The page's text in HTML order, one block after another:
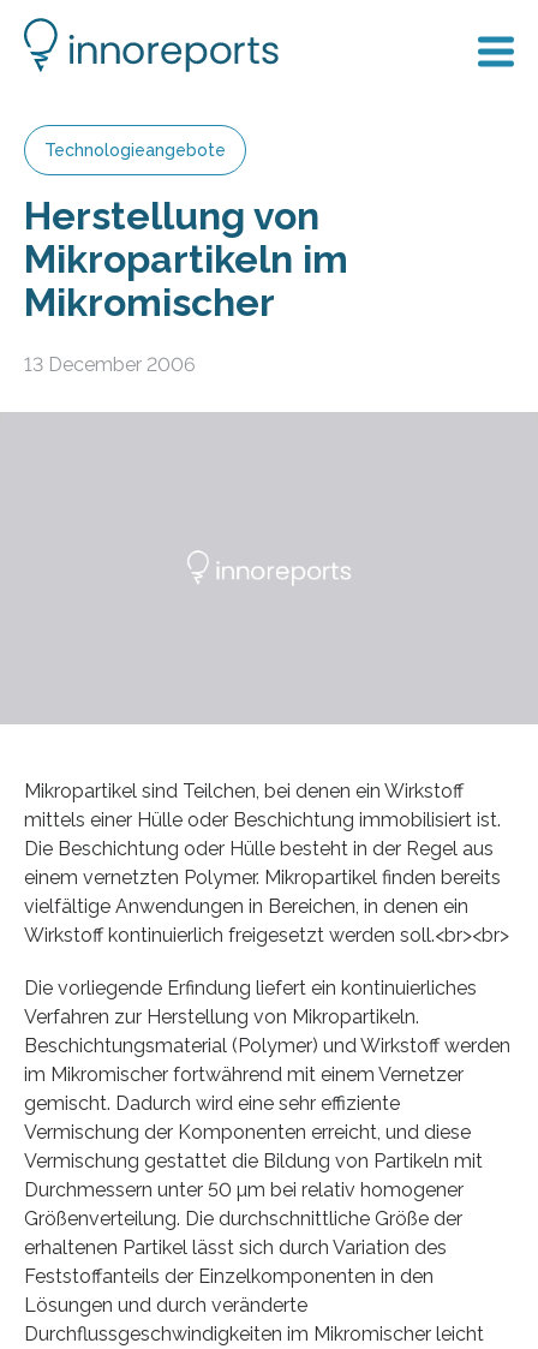
Technologieangebote
Herstellung von
Mikropartikeln im
Mikromischer
13 December 2006
Mikropartikel sind Teilchen, bei denen ein Wirkstoff
mittels einer Hülle oder Beschichtung immobilisiert ist.
Die Beschichtung oder Hülle besteht in der Regel aus
einem vernetzten Polymer. Mikropartikel finden bereits
vielfältige Anwendungen in Bereichen, in denen ein
Wirkstoff kontinuierlich freigesetzt werden soll.<br><br>
Die vorliegende Erfindung liefert ein kontinuierliches
Verfahren zur Herstellung von Mikropartikeln.
Beschichtungsmaterial (Polymer) und Wirkstoff werden
im Mikromischer fortwährend mit einem Vernetzer
gemischt. Dadurch wird eine sehr effiziente
Vermischung der Komponenten erreicht, und diese
Vermischung gestattet die Bildung von Partikeln mit
Durchmessern unter 50 µm bei relativ homogener
Größenverteilung. Die durchschnittliche Größe der
erhaltenen Partikel lässt sich durch Variation des
Feststoffanteils der Einzelkomponenten in den
Lösungen und durch veränderte
Durchflussgeschwindigkeiten im Mikromischer leicht